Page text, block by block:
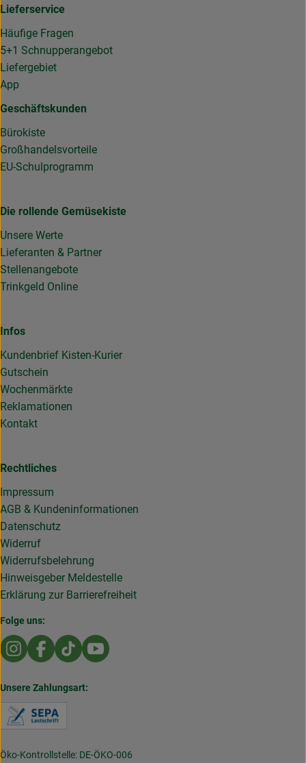
Lieferservice
Häufige Fragen
5+1 Schnupperangebot
Liefergebiet
App
Geschäftskunden
Bürokiste
Großhandelsvorteile
EU-Schulprogramm
Die rollende Gemüsekiste
Unsere Werte
Lieferanten & Partner
Stellenangebote
Trinkgeld Online
Infos
Kundenbrief Kisten-Kurier
Gutschein
Wochenmärkte
Reklamationen
Kontakt
Rechtliches
Impressum
AGB & Kundeninformationen
Datenschutz
Widerruf
Widerrufsbelehrung
Hinweisgeber Meldestelle
Erklärung zur Barrierefreiheit
Folge uns:
Externer Link zu https://www.instagram.com/
Externer Link zu https://www.facebook.com/
Externer Link zu https://www.tiktok.com/
Externer Link zu https://
Unsere Zahlungsart:
Öko-Kontrollstelle: DE-ÖKO-006